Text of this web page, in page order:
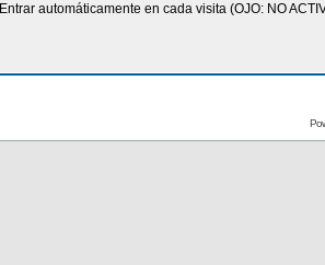
Entrar automáticamente en cada visita (OJO: NO